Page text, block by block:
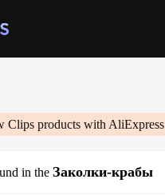
Clips products with
in the Заколки-крабы